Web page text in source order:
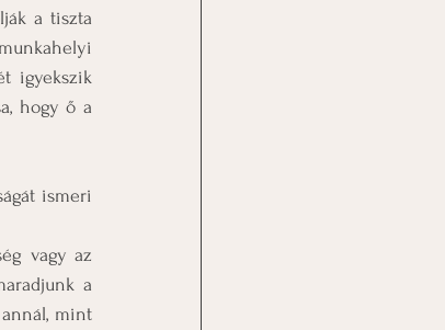
a tiszta
igyekszik
hogy ő a
ismeri
vagy az
a
annál, mint